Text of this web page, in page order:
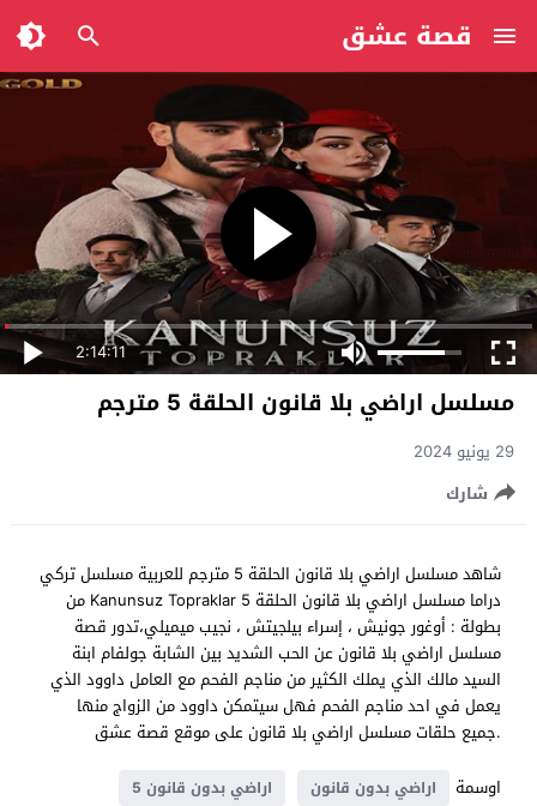
قصة عشق
2:14:11
مسلسل اراضي بلا قانون الحلقة 5 مترجم
29 يونيو 2024
شارك
شاهد مسلسل اراضي بلا قانون الحلقة 5 مترجم للعربية مسلسل تركي
دراما مسلسل اراضي بلا قانون الحلقة 5 Kanunsuz Topraklar من
بطولة : أوغور جونيش ، إسراء بيلجيتش ، نجيب ميميلي،تدور قصة
مسلسل اراضي بلا قانون عن الحب الشديد بين الشابة جولفام ابنة
السيد مالك الذي يملك الكثير من مناجم الفحم مع العامل داوود الذي
يعمل في احد مناجم الفحم فهل سيتمكن داوود من الزواج منها
.جميع حلقات مسلسل اراضي بلا قانون على موقع قصة عشق
اوسمة
اراضي بدون قانون
اراضي بدون قانون 5